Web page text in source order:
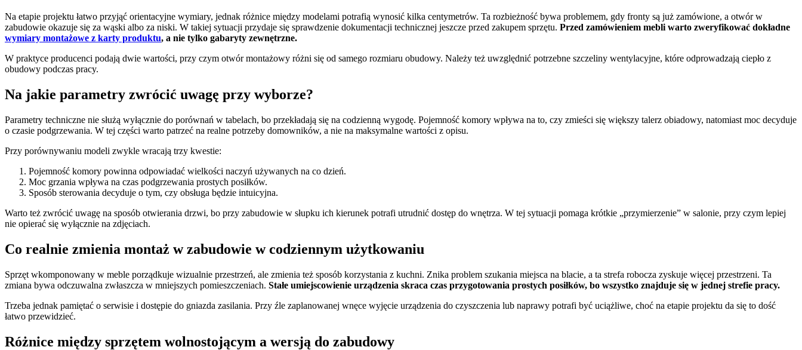
Na etapie projektu łatwo przyjąć orientacyjne wymiary, jednak różnice między modelami potrafią wynosić kilka centymetrów. Ta rozbieżność bywa problemem, gdy fronty są już zamówione, a otwór w
zabudowie okazuje się za wąski albo za niski. W takiej sytuacji przydaje się sprawdzenie dokumentacji technicznej jeszcze przed zakupem sprzętu. Przed zamówieniem mebli warto zweryfikować dokładne
wymiary montażowe z karty produktu, a nie tylko gabaryty zewnętrzne.
W praktyce producenci podają dwie wartości, przy czym otwór montażowy różni się od samego rozmiaru obudowy. Należy też uwzględnić potrzebne szczeliny wentylacyjne, które odprowadzają ciepło z
obudowy podczas pracy.
Na jakie parametry zwrócić uwagę przy wyborze?
Parametry techniczne nie służą wyłącznie do porównań w tabelach, bo przekładają się na codzienną wygodę. Pojemność komory wpływa na to, czy zmieści się większy talerz obiadowy, natomiast moc decyduje
o czasie podgrzewania. W tej części warto patrzeć na realne potrzeby domowników, a nie na maksymalne wartości z opisu.
Przy porównywaniu modeli zwykle wracają trzy kwestie:
Pojemność komory powinna odpowiadać wielkości naczyń używanych na co dzień.
Moc grzania wpływa na czas podgrzewania prostych posiłków.
Sposób sterowania decyduje o tym, czy obsługa będzie intuicyjna.
Warto też zwrócić uwagę na sposób otwierania drzwi, bo przy zabudowie w słupku ich kierunek potrafi utrudnić dostęp do wnętrza. W tej sytuacji pomaga krótkie „przymierzenie” w salonie, przy czym lepiej
nie opierać się wyłącznie na zdjęciach.
Co realnie zmienia montaż w zabudowie w codziennym użytkowaniu
Sprzęt wkomponowany w meble porządkuje wizualnie przestrzeń, ale zmienia też sposób korzystania z kuchni. Znika problem szukania miejsca na blacie, a ta strefa robocza zyskuje więcej przestrzeni. Ta
zmiana bywa odczuwalna zwłaszcza w mniejszych pomieszczeniach. Stałe umiejscowienie urządzenia skraca czas przygotowania prostych posiłków, bo wszystko znajduje się w jednej strefie pracy.
Trzeba jednak pamiętać o serwisie i dostępie do gniazda zasilania. Przy źle zaplanowanej wnęce wyjęcie urządzenia do czyszczenia lub naprawy potrafi być uciążliwe, choć na etapie projektu da się to dość
łatwo przewidzieć.
Różnice między sprzętem wolnostojącym a wersją do zabudowy